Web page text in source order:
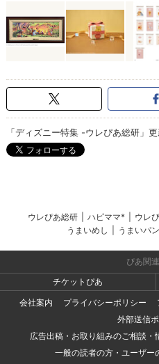
「ディズニー特集 -ウレぴあ総研」
ウレぴあ総研 ハピママ* ウレ
うまいめし
うまいパン
ぴあ関
チケットぴあ
会社案内
プライバシーポリシー
外部送信
広告出稿・お取り組みのご相談
一般の読者の方・ユーザー